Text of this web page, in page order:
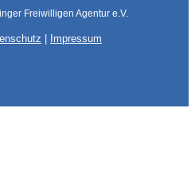
Freiwilligen Agentur e.V.
| Impressum